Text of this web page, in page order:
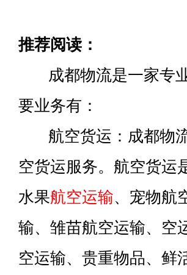
推荐阅读：
成都物流是一家专业
要业务有：
航空货运：成都物流
空货运服务。航空货运
水果航空运输、宠物航
输、雏苗航空运输、空
空运输、贵重物品、鲜